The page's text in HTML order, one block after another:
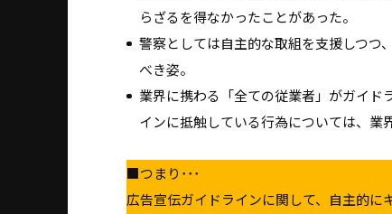
らざるを得なかったことがあった。
警察としては自主的な取組を支援しつつ
べき姿。
業界に携わる「全ての従業者」がガイド
インに抵触している行為については、業
■つまり･･･
広告宣伝ガイドラインに関して、自主的に